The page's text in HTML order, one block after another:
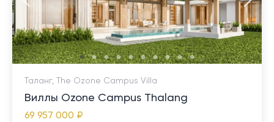
Таланг, The Ozone Campus Villa
Виллы Ozone Campus Thalang
69 957 000 ₽